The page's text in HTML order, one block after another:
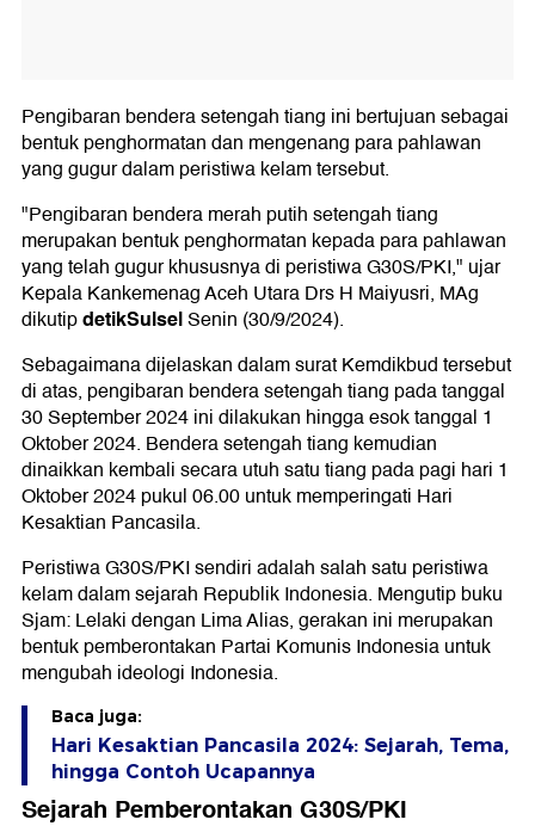
Pengibaran bendera setengah tiang ini bertujuan sebagai
bentuk penghormatan dan mengenang para pahlawan
yang gugur dalam peristiwa kelam tersebut.
"Pengibaran bendera merah putih setengah tiang
merupakan bentuk penghormatan kepada para pahlawan
yang telah gugur khususnya di peristiwa G30S/PKI," ujar
Kepala Kankemenag Aceh Utara Drs H Maiyusri, MAg
dikutipdetikSulselSenin (30/9/2024).
Sebagaimana dijelaskan dalam surat Kemdikbud tersebut
di atas, pengibaran bendera setengah tiang pada tanggal
30 September 2024 ini dilakukan hingga esok tanggal 1
Oktober 2024. Bendera setengah tiang kemudian
dinaikkan kembali secara utuh satu tiang pada pagi hari 1
Oktober 2024 pukul 06.00 untuk memperingati Hari
Kesaktian Pancasila.
Peristiwa G30S/PKI sendiri adalah salah satu peristiwa
kelam dalam sejarah Republik Indonesia. Mengutip buku
Sjam: Lelaki dengan Lima Alias, gerakan ini merupakan
bentuk pemberontakan Partai Komunis Indonesia untuk
mengubah ideologi Indonesia.
Baca juga:
Hari Kesaktian Pancasila 2024: Sejarah, Tema,
hingga Contoh Ucapannya
Sejarah Pemberontakan G30S/PKI